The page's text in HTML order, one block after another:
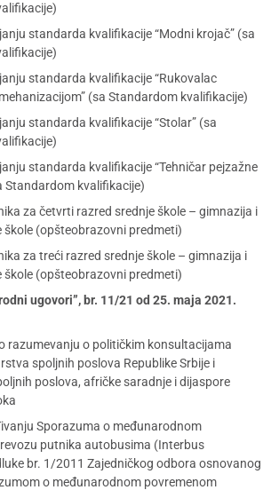
standarda kvalifikacije “Modni krojač” (sa
standarda kvalifikacije “Rukovalac
(sa Standardom kvalifikacije)
standarda kvalifikacije “Stolar” (sa
standarda kvalifikacije “Tehničar pejzažne
Standardom kvalifikacije)
za četvrti razred srednje škole – gimnazija i
škole (opšteobrazovni predmeti)
za treći razred srednje škole – gimnazija i
škole (opšteobrazovni predmeti)
ugovori”, br. 11/21 od 25. maja 2021.
razumevanju o političkim konsultacijama
spoljnih poslova Republike Srbije i
poslova, afričke saradnje i dijaspore
Sporazuma o međunarodnom
putnika autobusima (Interbus
br. 1/2011 Zajedničkog odbora osnovanog
o međunarodnom povremenom